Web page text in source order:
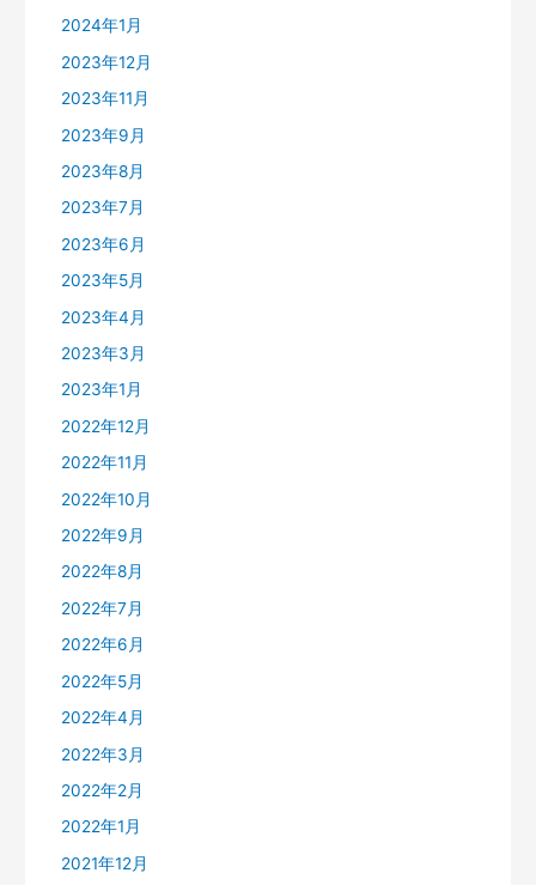
2024年1月
2023年12月
2023年11月
2023年9月
2023年8月
2023年7月
2023年6月
2023年5月
2023年4月
2023年3月
2023年1月
2022年12月
2022年11月
2022年10月
2022年9月
2022年8月
2022年7月
2022年6月
2022年5月
2022年4月
2022年3月
2022年2月
2022年1月
2021年12月